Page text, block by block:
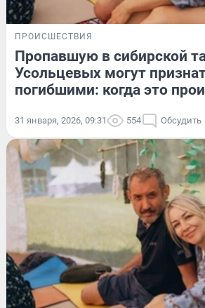
ПРОИСШЕСТВИЯ
Пропавшую в сибирской
Усольцевых могут
погибшими: когда это
31 января, 2026, 09:31 554 Обсудить